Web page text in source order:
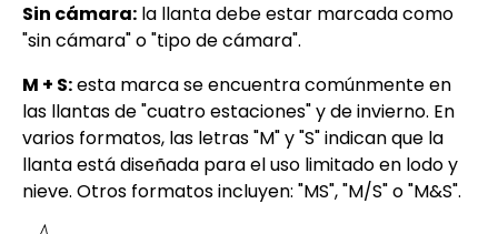
Sin cámara: la llanta debe estar marcada como
"sin cámara" o "tipo de cámara".
M + S:esta marca se encuentra comúnmente en
las llantas de "cuatro estaciones" y de invierno. En
varios formatos, las letras "M" y "S" indican que la
llanta está diseñada para el uso limitado en lodo y
nieve. Otros formatos incluyen: "MS", "M/S" o "M&S".